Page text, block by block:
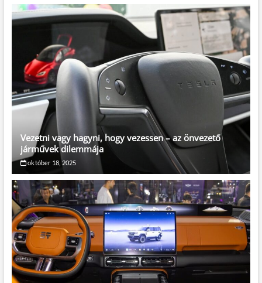
Vezetni vagy hagyni, hogy vezessen – az önvezető
járművek dilemmája
október 18, 2025